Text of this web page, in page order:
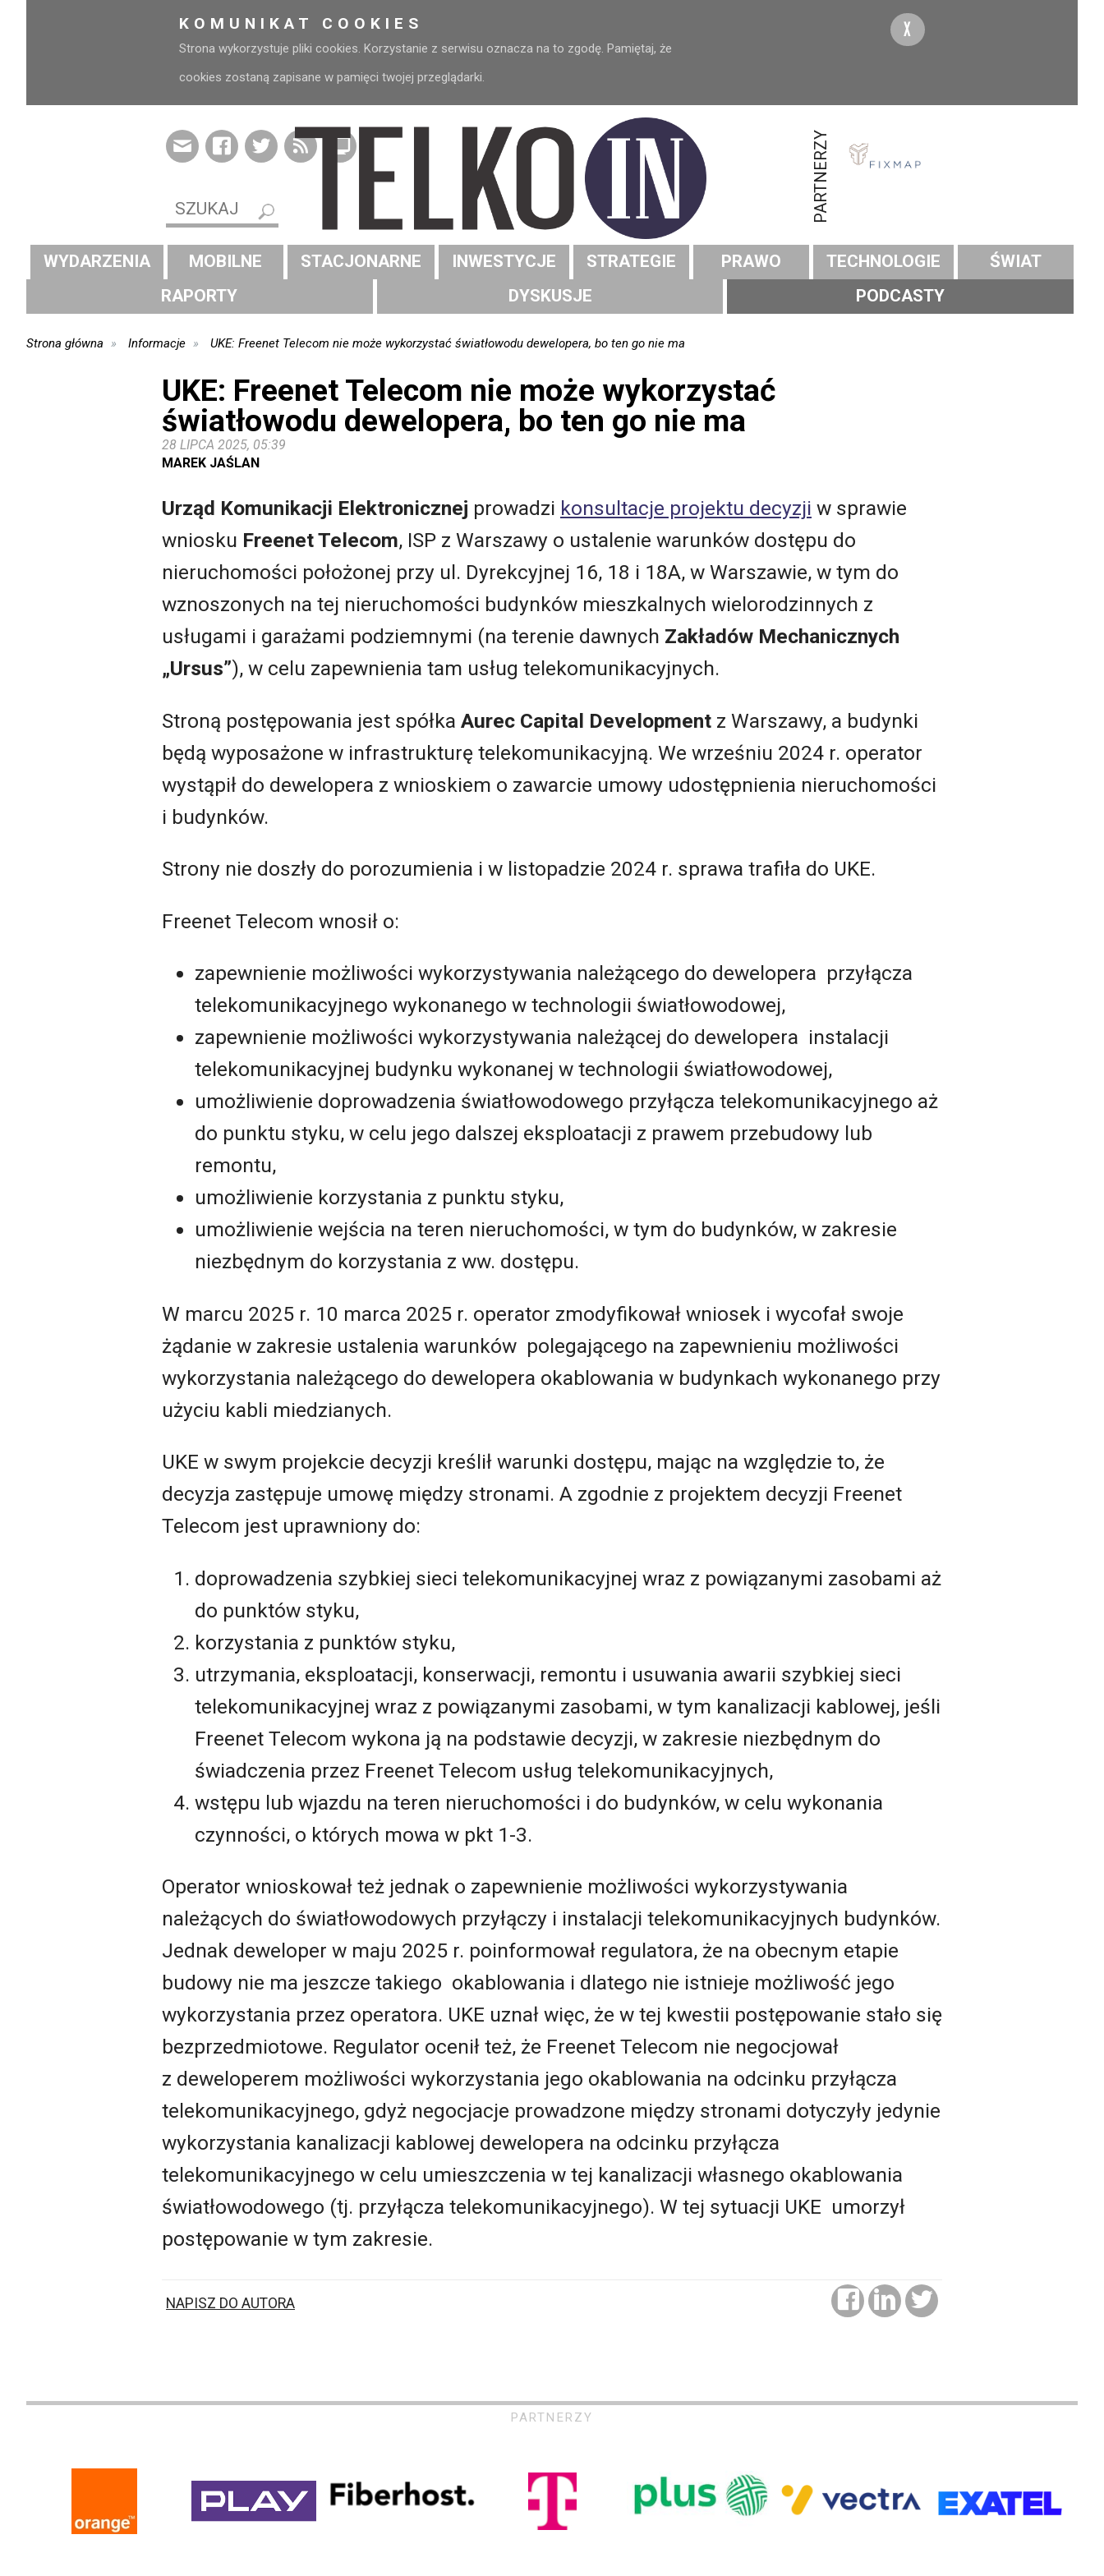
KOMUNIKAT COOKIES
Strona wykorzystuje pliki cookies. Korzystanie z serwisu oznacza na to zgodę. Pamiętaj, że
cookies zostaną zapisane w pamięci twojej przeglądarki.
X
PARTNERZY
WYDARZENIA MOBILNE STACJONARNE INWESTYCJE STRATEGIE PRAWO TECHNOLOGIE
ŚWIAT
RAPORTY
DYSKUSJE PODCASTY
Strona główna Informacje UKE: Freenet Telecom nie może wykorzystać światłowodu dewelopera, bo ten go nie ma
UKE: Freenet Telecom nie może wykorzystać
światłowodu dewelopera, bo ten go nie ma
28 LIPCA 2025, 05:39
MAREK JAŚLAN
Urząd Komunikacji Elektronicznej prowadzi konsultacje projektu decyzji w sprawie
wniosku Freenet Telecom, ISP z Warszawy o ustalenie warunków dostępu do
nieruchomości położonej przy ul. Dyrekcyjnej 16, 18 i 18A, w Warszawie, w tym do
wznoszonych na tej nieruchomości budynków mieszkalnych wielorodzinnych z
usługami i garażami podziemnymi (na terenie dawnych Zakładów Mechanicznych
„Ursus”), w celu zapewnienia tam usług telekomunikacyjnych.
Stroną postępowania jest spółka Aurec Capital Development z Warszawy, a budynki
będą wyposażone w infrastrukturę telekomunikacyjną. We wrześniu 2024 r. operator
wystąpił do dewelopera z wnioskiem o zawarcie umowy udostępnienia nieruchomości
i budynków.
Strony nie doszły do porozumienia i w listopadzie 2024 r. sprawa trafiła do UKE.
Freenet Telecom wnosił o:
zapewnienie możliwości wykorzystywania należącego do dewelopera przyłącza
telekomunikacyjnego wykonanego w technologii światłowodowej,
zapewnienie możliwości wykorzystywania należącej do dewelopera instalacji
telekomunikacyjnej budynku wykonanej w technologii światłowodowej,
umożliwienie doprowadzenia światłowodowego przyłącza telekomunikacyjnego aż
do punktu styku, w celu jego dalszej eksploatacji z prawem przebudowy lub
remontu,
umożliwienie korzystania z punktu styku,
umożliwienie wejścia na teren nieruchomości, w tym do budynków, w zakresie
niezbędnym do korzystania z ww. dostępu.
W marcu 2025 r. 10 marca 2025 r. operator zmodyfikował wniosek i wycofał swoje
żądanie w zakresie ustalenia warunków polegającego na zapewnieniu możliwości
wykorzystania należącego do dewelopera okablowania w budynkach wykonanego przy
użyciu kabli miedzianych.
UKE w swym projekcie decyzji kreślił warunki dostępu, mając na względzie to, że
decyzja zastępuje umowę między stronami. A zgodnie z projektem decyzji Freenet
Telecom jest uprawniony do:
doprowadzenia szybkiej sieci telekomunikacyjnej wraz z powiązanymi zasobami aż
do punktów styku,
korzystania z punktów styku,
utrzymania, eksploatacji, konserwacji, remontu i usuwania awarii szybkiej sieci
telekomunikacyjnej wraz z powiązanymi zasobami, w tym kanalizacji kablowej, jeśli
Freenet Telecom wykona ją na podstawie decyzji, w zakresie niezbędnym do
świadczenia przez Freenet Telecom usług telekomunikacyjnych,
wstępu lub wjazdu na teren nieruchomości i do budynków, w celu wykonania
czynności, o których mowa w pkt 1-3.
Operator wnioskował też jednak o zapewnienie możliwości wykorzystywania
należących do światłowodowych przyłączy i instalacji telekomunikacyjnych budynków.
Jednak deweloper w maju 2025 r. poinformował regulatora, że na obecnym etapie
budowy nie ma jeszcze takiego okablowania i dlatego nie istnieje możliwość jego
wykorzystania przez operatora. UKE uznał więc, że w tej kwestii postępowanie stało się
bezprzedmiotowe. Regulator ocenił też, że Freenet Telecom nie negocjował
z deweloperem możliwości wykorzystania jego okablowania na odcinku przyłącza
telekomunikacyjnego, gdyż negocjacje prowadzone między stronami dotyczyły jedynie
wykorzystania kanalizacji kablowej dewelopera na odcinku przyłącza
telekomunikacyjnego w celu umieszczenia w tej kanalizacji własnego okablowania
światłowodowego (tj. przyłącza telekomunikacyjnego). W tej sytuacji UKE umorzył
postępowanie w tym zakresie.
NAPISZ DO AUTORA
PARTNERZY